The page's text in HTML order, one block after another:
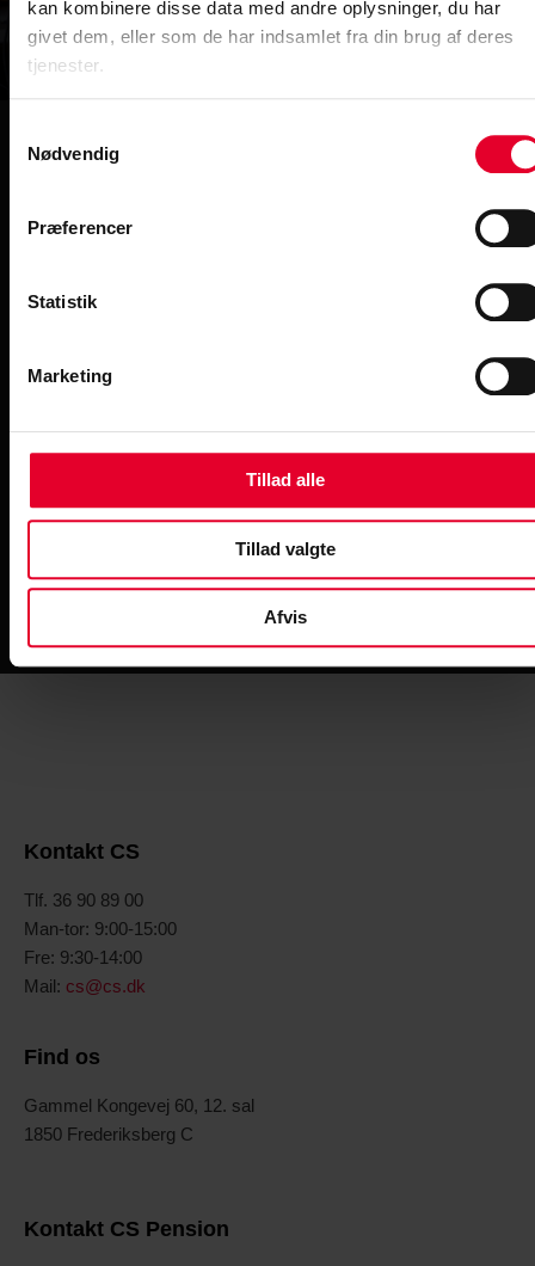
kan kombinere disse data med andre oplysninger, du har
givet dem, eller som de har indsamlet fra din brug af deres
tjenester.
Nødvendig
Præferencer
Statistik
Marketing
Tillad alle
Tillad valgte
Afvis
Kontakt CS
Email: cs@cs.dk
Fre: 09:30 – 14
Kontakt CS
Tlf. 36 90 89 00
Man-tor: 9:00-15:00
Fre: 9:30-14:00
Mail: cs@cs.dk
Find os
Gammel Kongevej 60, 12. sal
1850 Frederiksberg C
Kontakt CS Pension